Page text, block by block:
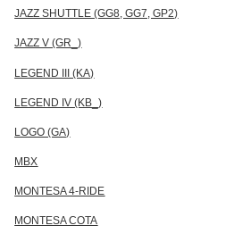
JAZZ SHUTTLE (GG8, GG7, GP2)
JAZZ V (GR_)
LEGEND III (KA)
LEGEND IV (KB_)
LOGO (GA)
MBX
MONTESA 4-RIDE
MONTESA COTA